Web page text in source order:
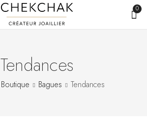
0
Tendances
Boutique Bagues Tendances